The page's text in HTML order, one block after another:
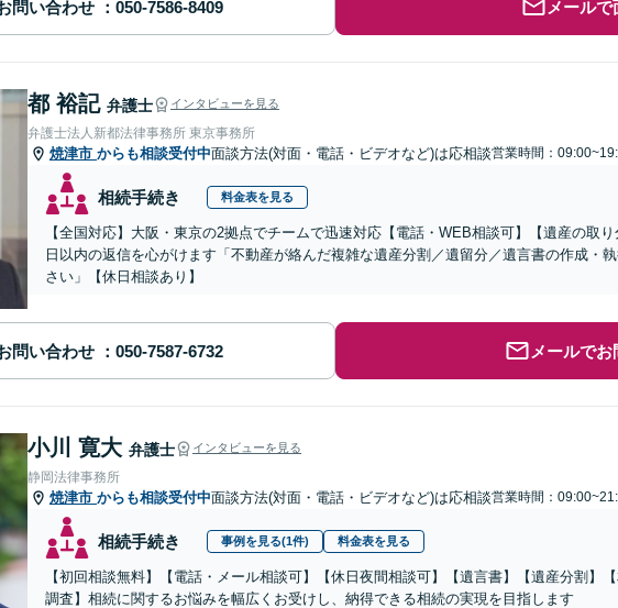
問い合わせ メール
都 裕記 弁護士 インタビューを見る
弁護士法人新都法律事務所 東京事務所
焼津市 からも相談受付中面談方法(対面・電話・ビデオなど)は応相談営業時間：
相続手続き 料金表を見る
【全国対応】大阪・東京の2拠点でチームで迅速対応【電話・WEB相談可】【遺産の取
日以内の返信を心がけます「不動産が絡んだ複雑な遺産分割／遺留分／遺言書の作成・
さい」【休日相談あり】
問い合わせ メールで
小川 寛大 弁護士 インタビューを見る
静岡法律事務所
焼津市 からも相談受付中面談方法(対面・電話・ビデオなど)は応相談営業時間：
相続手続き 事例を見る(1件) 料金表を見る
【初回相談無料】【電話・メール相談可】【休日夜間相談可】【遺言書】【遺産分割】
調査】相続に関するお悩みを幅広くお受けし、納得できる相続の実現を目指します